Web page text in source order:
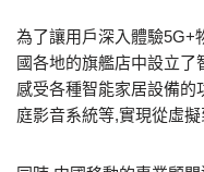
為了讓用戶深入體驗5G+
國各地的旗艦店中設立
感受各種智能家居設備的
庭影音系統等,實現從虛